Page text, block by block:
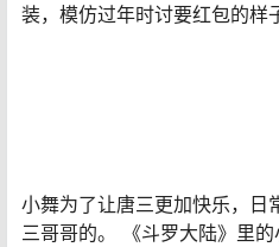
装，模仿过年时讨要红包的样
小舞为了让唐三更加快乐，日
三哥哥的。 《斗罗大陆》里